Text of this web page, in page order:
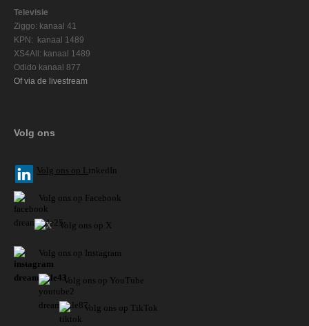
Televisie
Ziggo: kanaal 41
KPN: kanaal 1489
XS4All: kanaal 1489
Odido kanaal 877
Of via de livestream
Volg ons
Volg ons op LinkedIn
Volg ons op Facebook
Volg ons op X
Volg ons op Instagram
Volg ons op YouTube
Volg ons op TikTok